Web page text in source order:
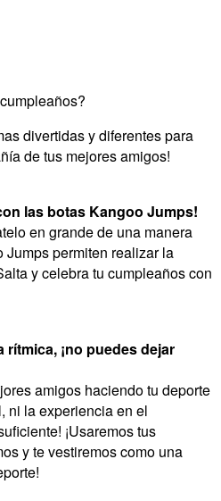
divertidas y diferentes para
de tus mejores amigos!
las botas Kangoo Jumps!
en grande de una manera
Jumps permiten realizar la
y celebra tu cumpleaños con
¡no puedes dejar
amigos haciendo tu deporte
ni la experiencia en el
¡Usaremos tus
y te vestiremos como una